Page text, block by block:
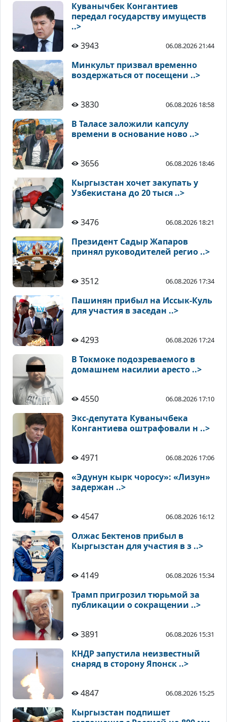
Куванычбек Конгантиев
передал государству имуществ
..>
3943
06.08.2026 21:44
Минкульт призвал временно
воздержаться от посещени ..>
3830 06.08.2026 18:58
В Таласе заложили капсулу
времени в основание ново ..>
3656 06.08.2026 18:46
Кыргызстан хочет закупать у
Узбекистана до 20 тыся ..>
3476 06.08.2026 18:21
Президент Садыр Жапаров
принял руководителей регио ..>
3512 06.08.2026 17:34
Пашинян прибыл на Иссык-Куль
для участия в заседан ..>
4293 06.08.2026 17:24
В Токмоке подозреваемого в
домашнем насилии аресто ..>
4550 06.08.2026 17:10
Экс-депутата Куванычбека
Конгантиева оштрафовали н ..>
4971 06.08.2026 17:06
«Эдунун кырк чоросу»: «Лизун»
задержан ..>
4547 06.08.2026 16:12
Олжас Бектенов прибыл в
Кыргызстан для участия в з ..>
4149 06.08.2026 15:34
Трамп пригрозил тюрьмой за
публикации о сокращении ..>
3891 06.08.2026 15:31
КНДР запустила неизвестный
снаряд в сторону Японск ..>
4847 06.08.2026 15:25
Кыргызстан подпишет